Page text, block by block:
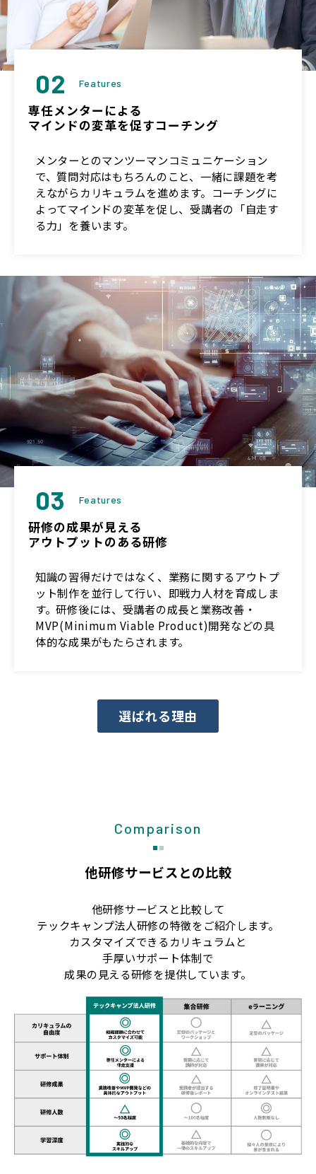
02 Features
専任メンターによる
マインドの変革を促すコーチング
メンターとのマンツーマンコミュニケーション
で、質問対応はもちろんのこと、一緒に課題を考
えながらカリキュラムを進めます。コーチングに
よってマインドの変革を促し、受講者の「自走す
る力」を養います。
03 Features
研修の成果が見える
アウトプットのある研修
知識の習得だけではなく、業務に関するアウトプ
ット制作を並行して行い、即戦力人材を育成しま
す。研修後には、受講者の成長と業務改善・
MVP(Minimum Viable Product)開発などの具
体的な成果がもたらされます。
選ばれる理由
Comparison
他研修サービスとの比較
他研修サービスと比較して
テックキャンプ法人研修の特徴をご紹介します。
カスタマイズできるカリキュラムと
手厚いサポート体制で
成果の見える研修を提供しています。